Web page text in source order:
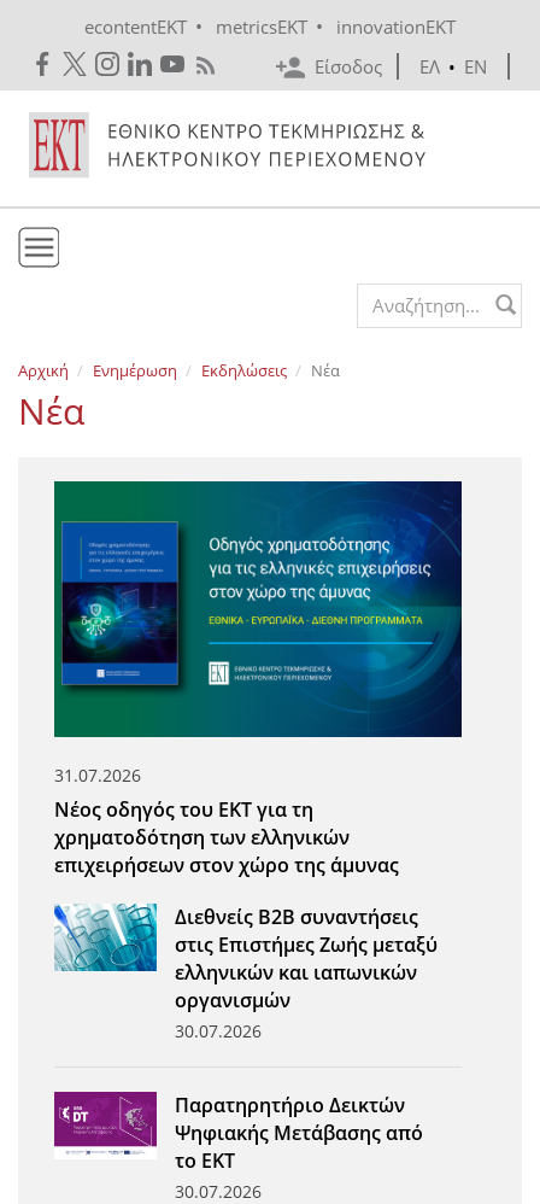
econtentEKT • metricsEKT •
innovationEKT
Είσοδος
ΕΛ • EN
Εκδόσεις
Ενημέρωση
Search form
Αρχική Ενημέρωση Εκδηλώσεις Νέα
Νέα
31.07.2026
Νέος οδηγός του ΕΚΤ για τη
χρηματοδότηση των ελληνικών
επιχειρήσεων στον χώρο της άμυνας
Διεθνείς Β2Β συναντήσεις
στις Επιστήμες Ζωής μεταξύ
ελληνικών και ιαπωνικών
οργανισμών
30.07.2026
Παρατηρητήριο Δεικτών
Ψηφιακής Μετάβασης από
το ΕΚΤ
30.07.2026